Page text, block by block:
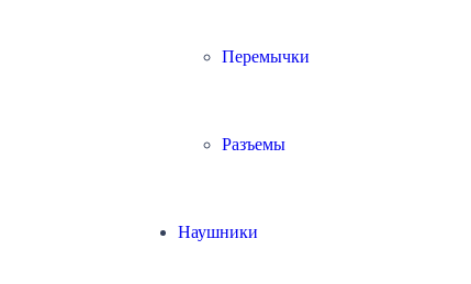
Перемычки
Разъемы
Наушники